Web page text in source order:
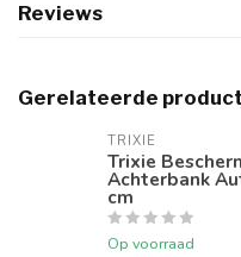
Reviews
Gerelateerde
TRIXIE
Trixie
Achterbank
cm
Op voorraad